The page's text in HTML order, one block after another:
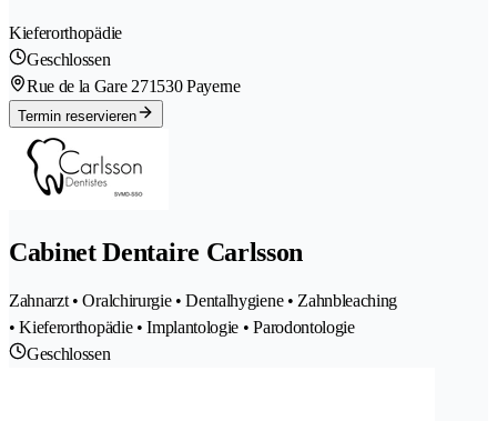
Kieferorthopädie
Geschlossen
Rue de la Gare 271530 Payerne
Termin reservieren
Cabinet Dentaire Carlsson
Zahnarzt • Oralchirurgie • Dentalhygiene • Zahnbleaching
• Kieferorthopädie • Implantologie • Parodontologie
Geschlossen